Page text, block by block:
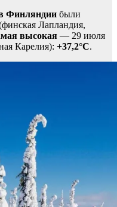
Финляндии были
Лапландия,
высокая — 29 июля
Карелия): +37,2°C.